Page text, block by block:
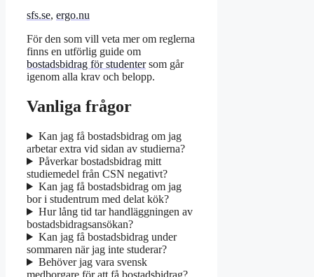
sfs.se, ergo.nu
För den som vill veta mer om reglerna
finns en utförlig guide om
bostadsbidrag för studentersom går
igenom alla krav och belopp.
Vanliga frågor
Kan jag få bostadsbidrag om jag
arbetar extra vid sidan av studierna?
Påverkar bostadsbidrag mitt
studiemedel från CSN negativt?
Kan jag få bostadsbidrag om jag
bor i studentrum med delat kök?
Hur lång tid tar handläggningen av
bostadsbidragsansökan?
Kan jag få bostadsbidrag under
sommaren när jag inte studerar?
Behöver jag vara svensk
medborgare för att få bostadsbidrag?